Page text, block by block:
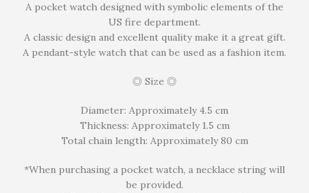
A pocket watch designed with symbolic elements of the
US fire department.
A classic design and excellent quality make it a great gift.
A pendant-style watch that can be used as a fashion item.
◎ Size ◎
Diameter: Approximately 4.5 cm
Thickness: Approximately 1.5 cm
Total chain length: Approximately 80 cm
*When purchasing a pocket watch, a necklace string will
be provided.